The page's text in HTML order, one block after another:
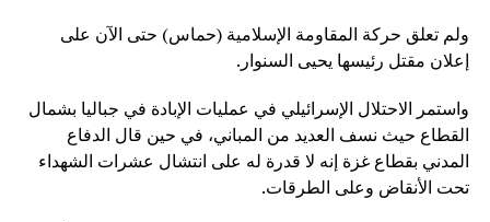
ولم تعلق حركة المقاومة الإسلامية (حماس) حتى الآن على
إعلان مقتل رئيسها يحيى السنوار.
واستمر الاحتلال الإسرائيلي في عمليات الإبادة في جباليا بشمال
القطاع حيث نسف العديد من المباني، في حين قال الدفاع
المدني بقطاع غزة إنه لا قدرة له على انتشال عشرات الشهداء
تحت الأنقاض وعلى الطرقات.